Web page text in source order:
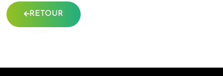
RETOUR